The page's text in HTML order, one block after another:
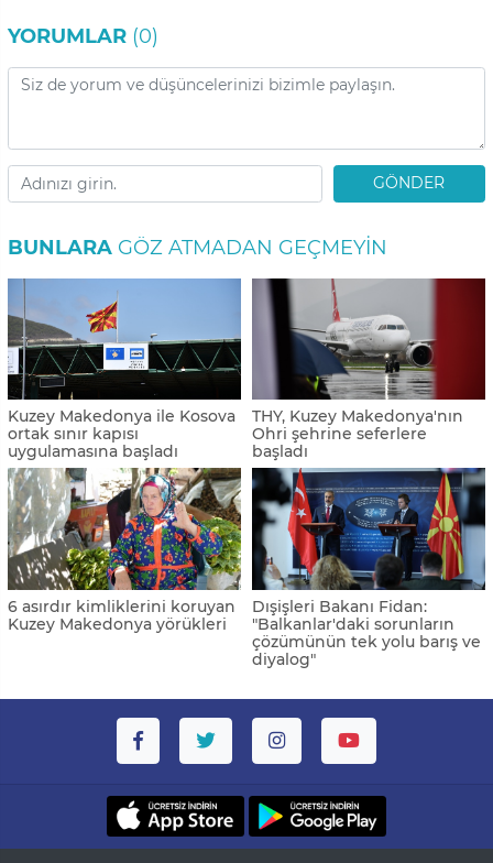
YORUMLAR (0)
GÖNDER
BUNLARA GÖZ ATMADAN GEÇMEYIN
Kuzey Makedonya ile Kosova
ortak sınır kapısı
uygulamasına başladı
THY, Kuzey Makedonya'nın
Ohri şehrine seferlere
başladı
6 asırdır kimliklerini koruyan
Kuzey Makedonya yörükleri
Dışişleri Bakanı Fidan:
"Balkanlar'daki sorunların
çözümünün tek yolu barış ve
diyalog"